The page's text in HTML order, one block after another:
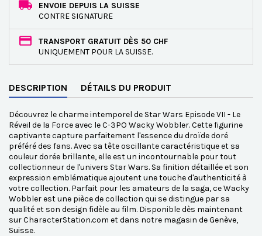
ENVOIE DEPUIS LA SUISSE
CONTRE SIGNATURE
TRANSPORT GRATUIT DÈS 50 CHF
UNIQUEMENT POUR LA SUISSE.
DESCRIPTION DÉTAILS DU PRODUIT
Découvrez le charme intemporel de Star Wars Episode VII - Le
Réveil de la Force avec le C-3PO Wacky Wobbler. Cette figurine
captivante capture parfaitement l'essence du droïde doré
préféré des fans. Avec sa tête oscillante caractéristique et sa
couleur dorée brillante, elle est un incontournable pour tout
collectionneur de l'univers Star Wars. Sa finition détaillée et son
expression emblématique ajoutent une touche d'authenticité à
votre collection. Parfait pour les amateurs de la saga, ce Wacky
Wobbler est une pièce de collection qui se distingue par sa
qualité et son design fidèle au film. Disponible dès maintenant
sur CharacterStation.com et dans notre magasin de Genève,
Suisse.